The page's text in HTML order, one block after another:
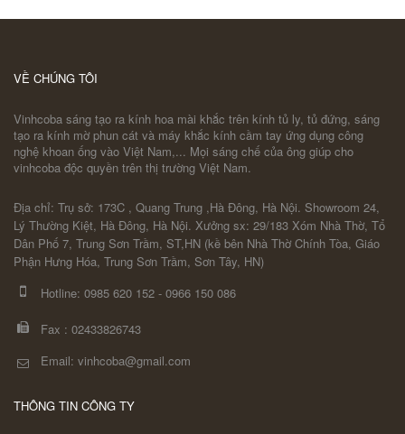
VỀ CHÚNG TÔI
Vinhcoba sáng tạo ra kính hoa mài khắc trên kính tủ ly, tủ đứng, sáng
tạo ra kính mờ phun cát và máy khắc kính cầm tay ứng dụng công
nghệ khoan ống vào Việt Nam,... Mọi sáng chế của ông giúp cho
vinhcoba độc quyền trên thị trường Việt Nam.
Địa chỉ: Trụ sở: 173C , Quang Trung ,Hà Đông, Hà Nội. Showroom 24,
Lý Thường Kiệt, Hà Đông, Hà Nội. Xưởng sx: 29/183 Xóm Nhà Thờ, Tổ
Dân Phố 7, Trung Sơn Trầm, ST,HN (kề bên Nhà Thờ Chính Tòa, Giáo
Phận Hưng Hóa, Trung Sơn Trầm, Sơn Tây, HN)
Hotline: 0985 620 152 - 0966 150 086
Fax : 02433826743
Email: vinhcoba@gmail.com
THÔNG TIN CÔNG TY